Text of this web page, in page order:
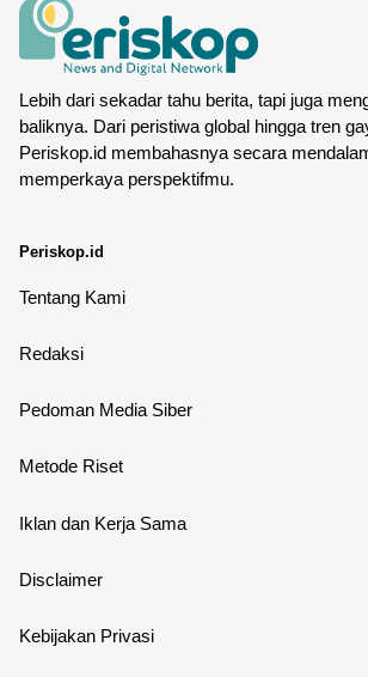
Lebih dari sekadar tahu berita, tapi juga
baliknya. Dari peristiwa global hingga tren
Periskop.id membahasnya secara
memperkaya perspektifmu.
Periskop.id
Tentang Kami
Redaksi
Pedoman Media Siber
Metode Riset
Iklan dan Kerja Sama
Disclaimer
Kebijakan Privasi